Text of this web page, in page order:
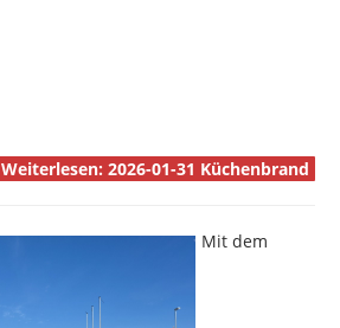
Weiterlesen: 2026-01-31 Küchenbrand
Mit dem